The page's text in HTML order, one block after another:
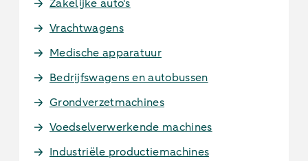
Zakelijke auto's
Vrachtwagens
Medische apparatuur
Bedrijfswagens en autobussen
Grondverzetmachines
Voedselverwerkende machines
Industriële productiemachines